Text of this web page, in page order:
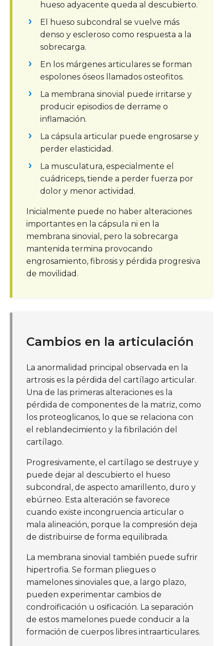
hueso adyacente queda al descubierto.
El hueso subcondral se vuelve más
denso y escleroso como respuesta a la
sobrecarga.
En los márgenes articulares se forman
espolones óseos llamados osteofitos.
La membrana sinovial puede irritarse y
producir episodios de derrame o
inflamación.
La cápsula articular puede engrosarse y
perder elasticidad.
La musculatura, especialmente el
cuádriceps, tiende a perder fuerza por
dolor y menor actividad.
Inicialmente puede no haber alteraciones
importantes en la cápsula ni en la
membrana sinovial, pero la sobrecarga
mantenida termina provocando
engrosamiento, fibrosis y pérdida progresiva
de movilidad.
Cambios en la articulación
La anormalidad principal observada en la
artrosis es la pérdida del cartílago articular.
Una de las primeras alteraciones es la
pérdida de componentes de la matriz, como
los proteoglicanos, lo que se relaciona con
el reblandecimiento y la fibrilación del
cartílago.
Progresivamente, el cartílago se destruye y
puede dejar al descubierto el hueso
subcondral, de aspecto amarillento, duro y
ebúrneo. Esta alteración se favorece
cuando existe incongruencia articular o
mala alineación, porque la compresión deja
de distribuirse de forma equilibrada.
La membrana sinovial también puede sufrir
hipertrofia. Se forman pliegues o
mamelones sinoviales que, a largo plazo,
pueden experimentar cambios de
condroificación u osificación. La separación
de estos mamelones puede conducir a la
formación de cuerpos libres intraarticulares.